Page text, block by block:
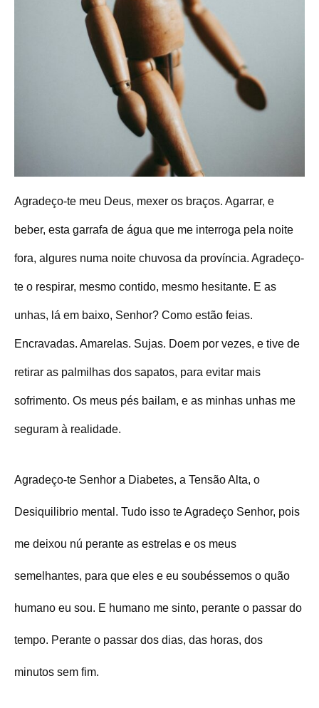
Agradeço-te meu Deus, mexer os braços. Agarrar, e
beber, esta garrafa de água que me interroga pela noite
fora, algures numa noite chuvosa da província. Agradeço-
te o respirar, mesmo contido, mesmo hesitante. E as
unhas, lá em baixo, Senhor? Como estão feias.
Encravadas. Amarelas. Sujas. Doem por vezes, e tive de
retirar as palmilhas dos sapatos, para evitar mais
sofrimento. Os meus pés bailam, e as minhas unhas me
seguram à realidade.
Agradeço-te Senhor a Diabetes, a Tensão Alta, o
Desiquilibrio mental. Tudo isso te Agradeço Senhor, pois
me deixou nú perante as estrelas e os meus
semelhantes, para que eles e eu soubéssemos o quão
humano eu sou. E humano me sinto, perante o passar do
tempo. Perante o passar dos dias, das horas, dos
minutos sem fim.